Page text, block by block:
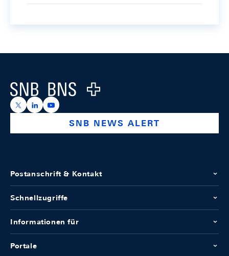
Logo
https://x.com/snb_bns
https://ch.linkedin.com/company/swiss-national-
https://www.youtube.com/@swissnationalbank
SNB NEWS ALERT
Postanschrift & Kontakt
Schnellzugriffe
Informationen für
Portale